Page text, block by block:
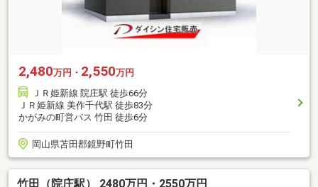
2,480万円・ 2,550万円
ＪＲ姫新線 院庄駅 徒歩66分
ＪＲ姫新線 美作千代駅 徒歩83分
かがみの町営バス 竹田 徒歩6分
岡山県苫田郡鏡野町竹田
竹田（院庄駅） 2480万円・2550万円